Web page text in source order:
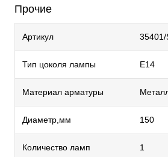
Прочие
Артикул 35401/
Тип цоколя лампы E14
Материал арматуры
Диаметр,мм 150
Количество ламп 1